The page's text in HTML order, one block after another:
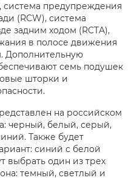
система предупреждения
(RCW), система
задним ходом (RCTA),
в полосе движения
Дополнительную
семь подушек
шторки и
на российском
черный, белый, серый,
Также будет
синий с белой
выбрать один из трех
темный, светлый и